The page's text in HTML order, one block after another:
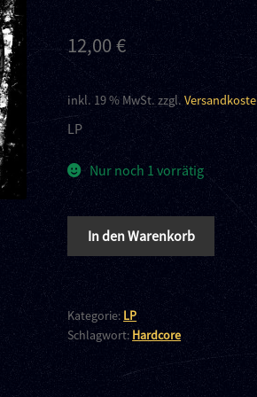
12,00€
inkl. 19 % MwSt. zzgl.
LP
Nur noch 1 vorrätig
MNMNTS
choir
belongs
to
you
In den Warenkorb
Kategorie: LP
Schlagwort: Hardcore